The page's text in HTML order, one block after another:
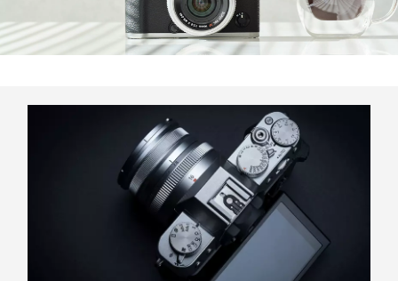
1x NP-W126S Battery Pack
1x Body Cap
1x USB Cable
1x Shoulder Strap
1x Kartu Garansi Resmi Fujifilm Indonesia